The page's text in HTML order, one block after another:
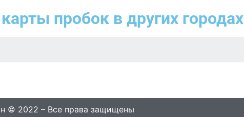
пробок в других городах
© 2022 – Все права защищены